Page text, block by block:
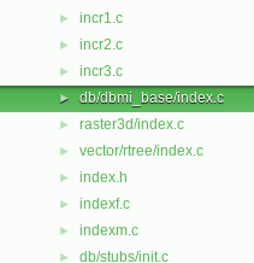
► incr1.c
► incr2.c
► incr3.c
► db/dbmi_base/index.c
► raster3d/index.c
► vector/rtree/index.c
► index.h
► indexf.c
► indexm.c
► db/stubs/init.c